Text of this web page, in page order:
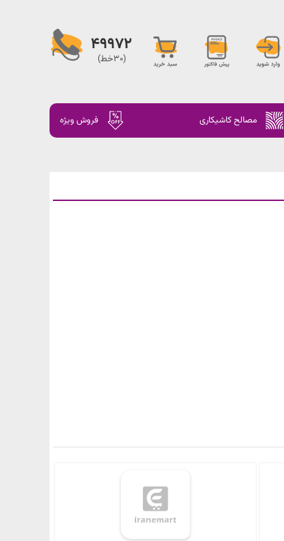
49972
(30خط)
مصالح کاشیکاری فروش ویژه